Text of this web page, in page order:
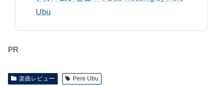
Ubu
PR
楽曲レビュー Pere Ubu